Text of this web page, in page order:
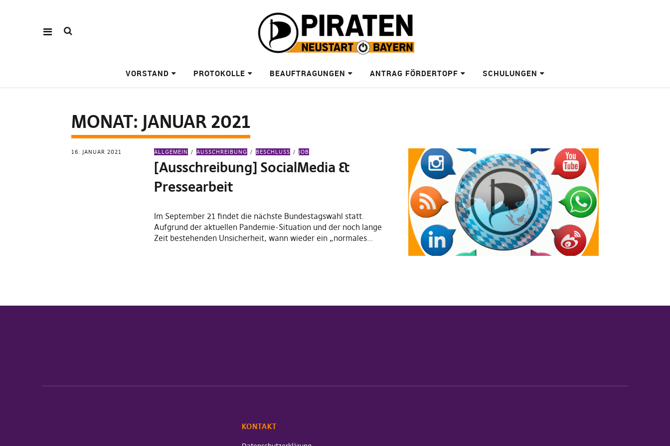
VORSTAND PROTOKOLLE BEAUFTRAGUNGEN ANTRAG FÖRDERTOPF SCHULUNGEN
MONAT: JANUAR 2021
16. JANUAR 2021 ALLGEMEIN AUSSCHREIBUNG BESCHLUSS JOB
[Ausschreibung] SocialMedia &
Pressearbeit
Im September 21 findet die nächste Bundestagswahl statt.
Aufgrund der aktuellen Pandemie-Situation und der noch lange
Zeit bestehenden Unsicherheit, wann wieder ein „normales…
KONTAKT